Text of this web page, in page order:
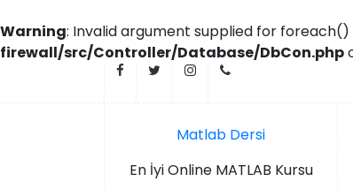
Warning: Invalid argument supplied for foreach()
firewall/src/Controller/Database/DbCon.php
Matlab Dersi
En İyi Online MATLAB Kursu